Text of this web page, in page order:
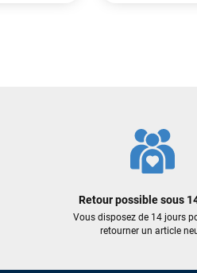
Retour possible sous
Vous disposez de 14 jours
retourner un article